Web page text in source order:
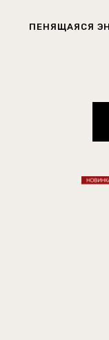
ПЕНЯЩАЯСЯ